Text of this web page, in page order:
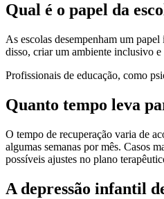
Qual é o papel da
As escolas desempenham um
disso, criar um ambiente inclusivo e
Profissionais de educação, como
Quanto tempo leva
O tempo de recuperação varia de
algumas semanas por mês. Casos
possíveis ajustes no plano
A depressão infantil